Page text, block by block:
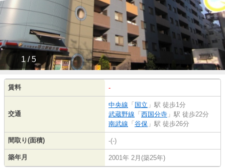
1 / 5
賃料 -
交通
中央線 「 国立 」駅 徒歩1分
武蔵野線 「 西国分寺 」駅 徒歩22分
南武線 「 谷保 」駅 徒歩26分
間取り(面積) -(-)
築年月 2001年 2月(築25年)